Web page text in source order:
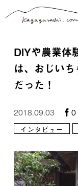
DIYや農業体
は、おじい
だった！
2018.09.03 0
インタビュー